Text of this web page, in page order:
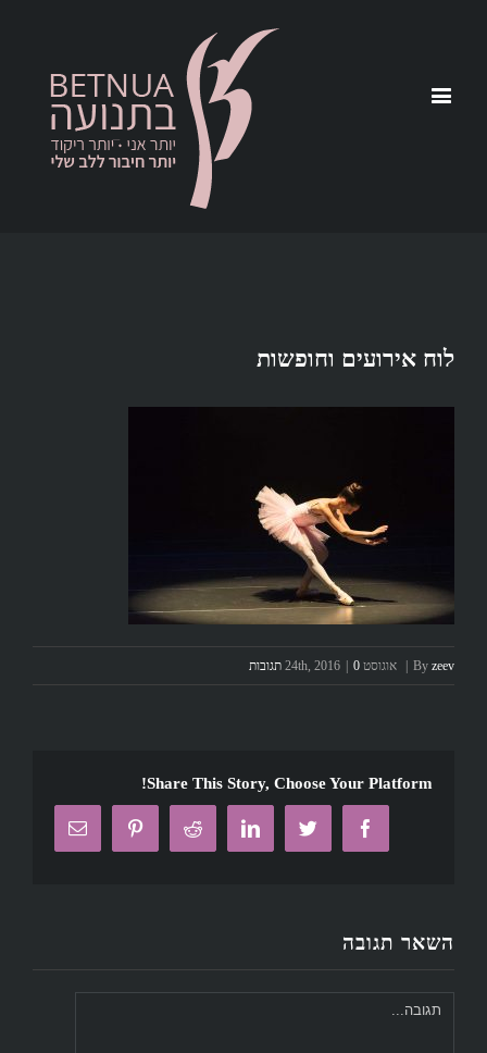
לוח אירועים וחופשות
By zeev
| אוגוסט 24th, 2016 | 0 תגובות
Share This Story, Choose Your Platform!
Facebook
Twitter
Linkedin
Reddit
Pinterest
Email
השאר תגובה
Comment